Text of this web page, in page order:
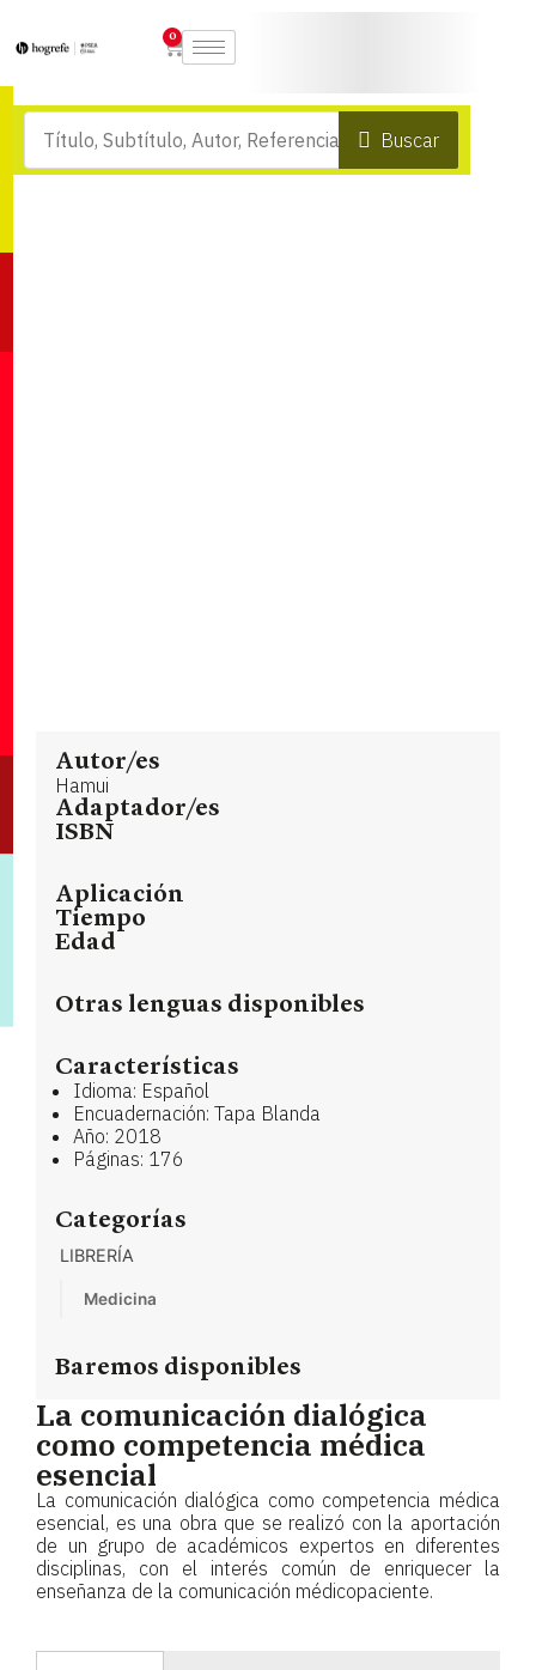
0
Buscar
Autor/es
Hamui
Adaptador/es
ISBN
Aplicación
Tiempo
Edad
Otras lenguas disponibles
Características
Idioma: Español
Encuadernación: Tapa Blanda
Año: 2018
Páginas: 176
Categorías
LIBRERÍA
Medicina
Baremos disponibles
La comunicación dialógica
como competencia médica
esencial
La comunicación dialógica como competencia médica
esencial, es una obra que se realizó con la aportación
de un grupo de académicos expertos en diferentes
disciplinas, con el interés común de enriquecer la
enseñanza de la comunicación médicopaciente.